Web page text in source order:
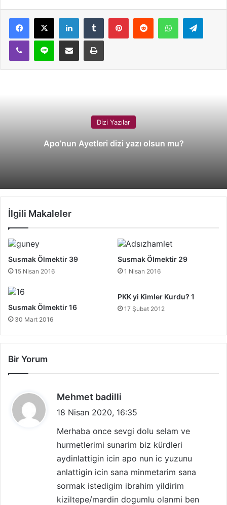
WhatsApp
Dizi Yazılar
Apo’nun Ayetleri dizi yazı olsun mu?
İlgili Makaleler
Susmak Ölmektir 39
15 Nisan 2016
Susmak Ölmektir 29
1 Nisan 2016
Susmak Ölmektir 16
30 Mart 2016
PKK yi Kimler Kurdu? 1
17 Şubat 2012
Bir Yorum
Mehmet badilli
e
18 Nisan 2020, 16:35
Merhaba once sevgi dolu selam ve
hurmetlerimi sunarim biz kürdleri
aydinlattigin icin apo nun ic yuzunu
anlattigin icin sana minmetarim sana
sormak istedigim ibrahim yildirim
kiziltepe/mardin dogumlu olanmi ben